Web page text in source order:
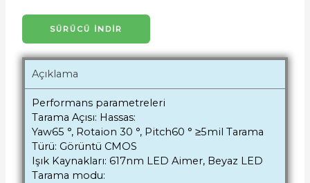
SÜRÜCÜ İNDIR
Açıklama
Performans parametreleri
Tarama Açısı: Hassas:
Yaw65 °, Rotaion 30 °, Pitch60 ° ≥5mil Tarama
Türü: Görüntü CMOS
Işık Kaynakları: 617nm LED Aimer, Beyaz LED
Tarama modu: